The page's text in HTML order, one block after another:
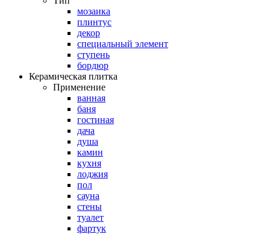
мозаика
плинтус
декор
специальный элемент
ступень
бордюр
Керамическая плитка
Применение
ванная
баня
гостиная
дача
душа
камин
кухня
лоджия
пол
сауна
стены
туалет
фартук